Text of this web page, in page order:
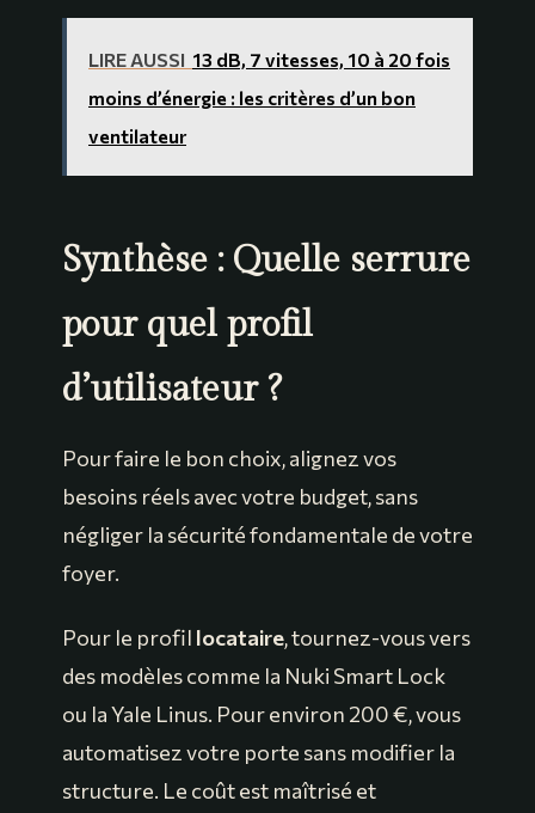
LIRE AUSSI 13 dB, 7 vitesses, 10 à 20 fois
moins d’énergie : les critères d’un bon
ventilateur
Synthèse : Quelle serrure
pour quel profil
d’utilisateur ?
Pour faire le bon choix, alignez vos
besoins réels avec votre budget, sans
négliger la sécurité fondamentale de votre
foyer.
Pour le profil locataire, tournez-vous vers
des modèles comme la Nuki Smart Lock
ou la Yale Linus. Pour environ 200 €, vous
automatisez votre porte sans modifier la
structure. Le coût est maîtrisé et